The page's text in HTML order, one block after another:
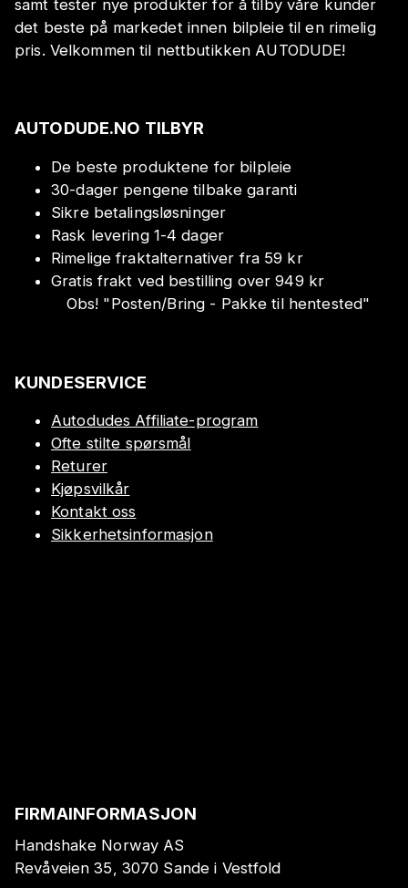
samt tester nye produkter for å tilby våre kunder
det beste på markedet innen bilpleie til en rimelig
pris. Velkommen til nettbutikken AUTODUDE!
AUTODUDE.NO TILBYR
De beste produktene for bilpleie
30-dager pengene tilbake garanti
Sikre betalingsløsninger
Rask levering 1-4 dager
Rimelige fraktalternativer fra 59 kr
Gratis frakt ved bestilling over 949 kr
Obs! "Posten/Bring - Pakke til hentested"
KUNDESERVICE
Autodudes Affiliate-program
Ofte stilte spørsmål
Returer
Kjøpsvilkår
Kontakt oss
Sikkerhetsinformasjon
FIRMAINFORMASJON
Handshake Norway AS
Revåveien 35, 3070 Sande i Vestfold